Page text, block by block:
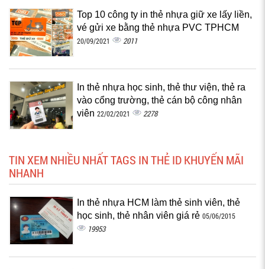
Top 10 công ty in thẻ nhựa giữ xe lấy liền,
vé gửi xe bằng thẻ nhựa PVC TPHCM
20/09/2021 2011
In thẻ nhựa học sinh, thẻ thư viện, thẻ ra
vào cổng trường, thẻ cán bộ công nhân
viên 22/02/2021 2278
TIN XEM NHIỀU NHẤT TAGS IN THẺ ID KHUYẾN MÃI
NHANH
In thẻ nhựa HCM làm thẻ sinh viên, thẻ
học sinh, thẻ nhân viên giá rẻ 05/06/2015
19953